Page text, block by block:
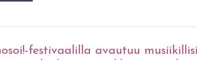
festivaalilla avautuu